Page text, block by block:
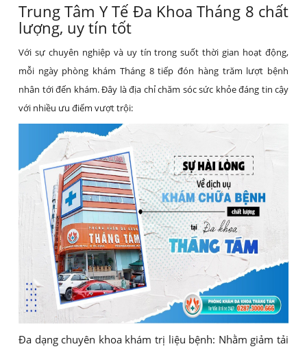
Trung Tâm Y Tế Đa Khoa Tháng 8 chất
lượng, uy tín tốt
Với sự chuyên nghiệp và uy tín trong suốt thời gian hoạt động,
mỗi ngày phòng khám Tháng 8 tiếp đón hàng trăm lượt bệnh
nhân tới đến khám. Đây là địa chỉ chăm sóc sức khỏe đáng tin cậy
với nhiều ưu điểm vượt trội:
Đa dạng chuyên khoa khám trị liệu bệnh: Nhằm giảm tải